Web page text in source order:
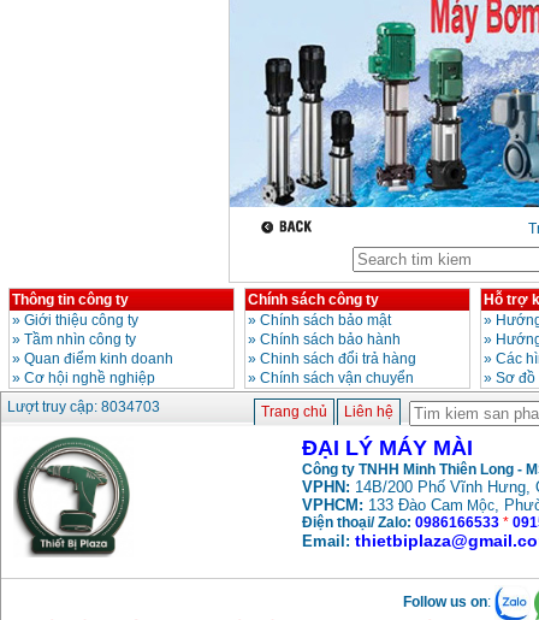
Thông tin công ty
» Giới thiệu công ty
» Tầm nhìn công ty
» Quan điểm kinh doanh
» Cơ hội nghề nghiệp
Chính sách công ty
» Chính sách bảo mật
» Chính sách bảo hành
» Chinh sách đổi trả hàng
» Chính sách vận chuyển
Hỗ trợ
»
»
» Các
» Sơ
Lượt truy cập: 8034703
Trang chủ Liên hệ
ĐẠI LÝ MÁY MÀI
Công ty TNHH Minh Thiên Long -
VPHN: 14B/200 Phố Vĩnh Hưng,
VPHCM: 133 Đào Cam Mộc,
Điện thoại/ Zalo: 0986166533 *
Email:
Follow us on: